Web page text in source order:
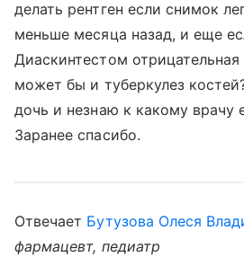
делать рентген если снимок
меньше месяца назад, и еще
Диаскинтестом отрицательная
может бы и туберкулез
дочь и незнаю к какому врачу
Заранее спасибо.
Отвечает Бутузова Олеся
фармацевт, педиатр